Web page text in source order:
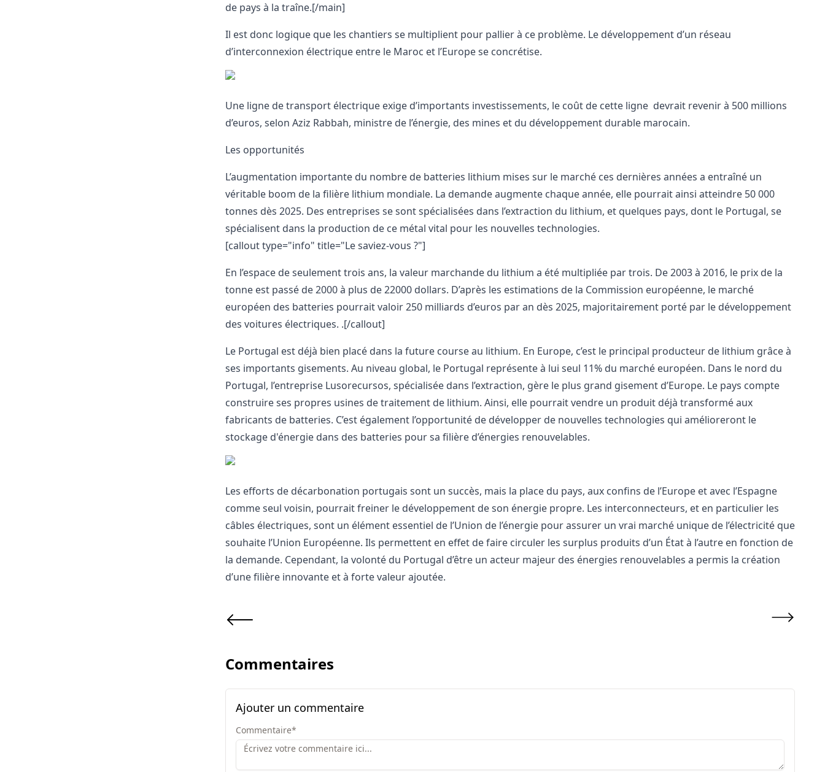
de pays à la traîne.[/main]
Il est donc logique que les chantiers se multiplient pour pallier à ce problème. Le développement d’un réseau
d’interconnexion électrique entre le Maroc et l’Europe se concrétise.
Une ligne de transport électrique exige d’importants investissements, le coût de cette ligne devrait revenir à 500 millions
d’euros, selon Aziz Rabbah, ministre de l’énergie, des mines et du développement durable marocain.
Les opportunités
L’augmentation importante du nombre de batteries lithium mises sur le marché ces dernières années a entraîné un
véritable boom de la filière lithium mondiale. La demande augmente chaque année, elle pourrait ainsi atteindre 50 000
tonnes dès 2025. Des entreprises se sont spécialisées dans l’extraction du lithium, et quelques pays, dont le Portugal, se
spécialisent dans la production de ce métal vital pour les nouvelles technologies.
[callout type="info" title="Le saviez-vous ?"]
En l’espace de seulement trois ans, la valeur marchande du lithium a été multipliée par trois. De 2003 à 2016, le prix de la
tonne est passé de 2000 à plus de 22000 dollars. D’après les estimations de la Commission européenne, le marché
européen des batteries pourrait valoir 250 milliards d’euros par an dès 2025, majoritairement porté par le développement
des voitures électriques. .[/callout]
Le Portugal est déjà bien placé dans la future course au lithium. En Europe, c’est le principal producteur de lithium grâce à
ses importants gisements. Au niveau global, le Portugal représente à lui seul 11% du marché européen. Dans le nord du
Portugal, l’entreprise Lusorecursos, spécialisée dans l’extraction, gère le plus grand gisement d’Europe. Le pays compte
construire ses propres usines de traitement de lithium. Ainsi, elle pourrait vendre un produit déjà transformé aux
fabricants de batteries. C’est également l’opportunité de développer de nouvelles technologies qui amélioreront le
stockage d'énergie dans des batteries pour sa filière d’énergies renouvelables.
Les efforts de décarbonation portugais sont un succès, mais la place du pays, aux confins de l’Europe et avec l’Espagne
comme seul voisin, pourrait freiner le développement de son énergie propre. Les interconnecteurs, et en particulier les
câbles électriques, sont un élément essentiel de l’Union de l’énergie pour assurer un vrai marché unique de l’électricité que
souhaite l’Union Européenne. Ils permettent en effet de faire circuler les surplus produits d’un État à l’autre en fonction de
la demande. Cependant, la volonté du Portugal d’être un acteur majeur des énergies renouvelables a permis la création
d’une filière innovante et à forte valeur ajoutée.
Commentaires
Ajouter un commentaire
Commentaire*